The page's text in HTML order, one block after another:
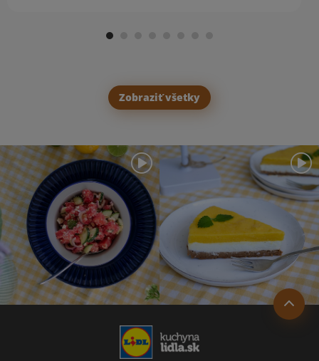
Zobraziť všetky